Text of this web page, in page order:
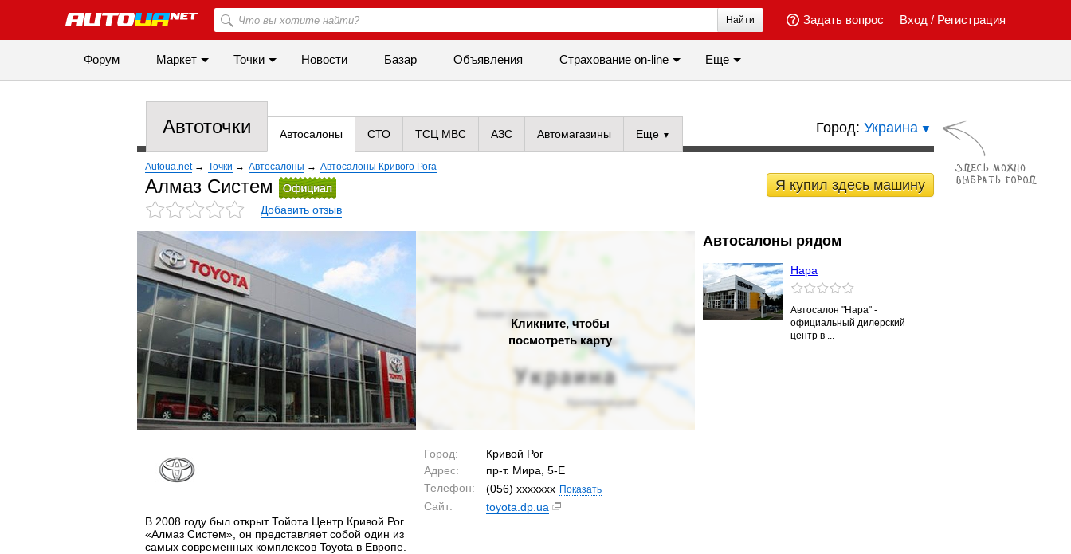
Вход / Регистрация
Задать вопрос
Найти
Форум Маркет Точки Новости Базар Объявления Cтрахование on-line Еще
Город: Украина
Автоточки Автосалоны СТО ТСЦ МВС АЗС Автомагазины Еще
Autoua.net → Точки → Автосалоны → Автосалоны Кривого Рога
Я купил здесь машину
Алмаз Систем
Добавить отзыв
Кликните, чтобы
посмотреть карту
Город:
Кривой Рог
Адрес:
пр-т. Мира, 5-Е
Телефон:
(056) xxxxxxx Показать
Сайт:
toyota.dp.ua
В 2008 году был открыт Тойота Центр Кривой Рог
«Алмаз Систем», он представляет собой один из
самых современных комплексов Toyota в Европе.
Автосалоны рядом
Нара
Автосалон "Нара" -
официальный дилерский
центр в ...